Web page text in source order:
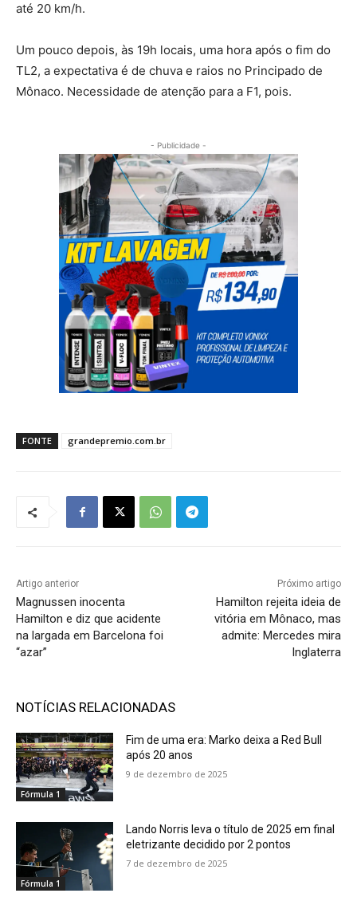
até 20 km/h.
Um pouco depois, às 19h locais, uma hora após o fim do
TL2, a expectativa é de chuva e raios no Principado de
Mônaco. Necessidade de atenção para a F1, pois.
- Publicidade -
FONTE grandepremio.com.br
Artigo anterior
Magnussen inocenta
Hamilton e diz que acidente
na largada em Barcelona foi
“azar”
Próximo artigo
Hamilton rejeita ideia de
vitória em Mônaco, mas
admite: Mercedes mira
Inglaterra
NOTÍCIAS RELACIONADAS
Fórmula 1
Fim de uma era: Marko deixa a Red Bull
após 20 anos
9 de dezembro de 2025
Fórmula 1
Lando Norris leva o título de 2025 em final
eletrizante decidido por 2 pontos
7 de dezembro de 2025